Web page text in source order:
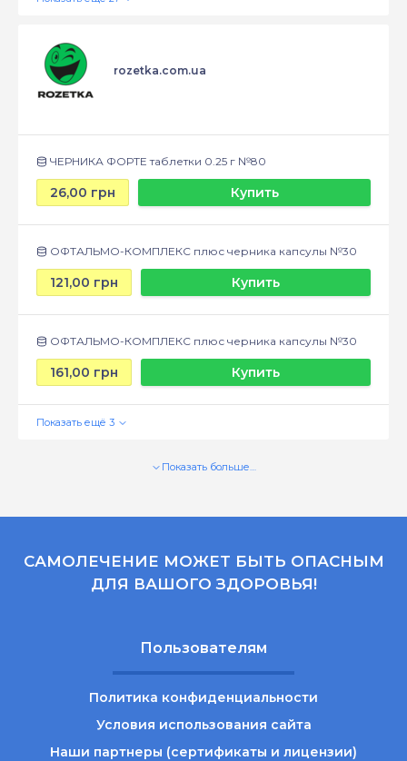
rozetka.com.ua
ЧЕРНИКА ФОРТЕ таблетки 0.25 г №80
26,00 грн Купить
ОФТАЛЬМО-КОМПЛЕКС плюс черника капсулы №30
121,00 грн Купить
ОФТАЛЬМО-КОМПЛЕКС плюс черника капсулы №30
161,00 грн Купить
Показать больше…
САМОЛЕЧЕНИЕ МОЖЕТ БЫТЬ ОПАСНЫМ
ДЛЯ ВАШОГО ЗДОРОВЬЯ!
Пользователям
Политика конфиденциальности
Условия использования сайта
Наши партнеры (сертификаты и лицензии)